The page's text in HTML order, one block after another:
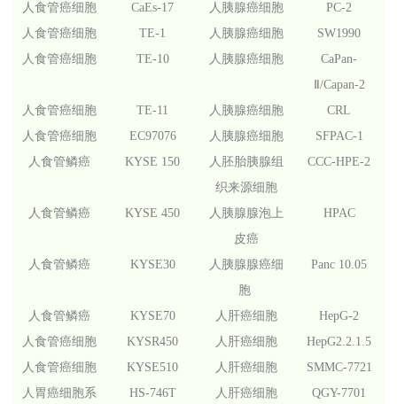
人食管癌细胞
CaEs-17 人胰腺癌细胞
PC-2
人食管癌细胞
TE-1 人胰腺癌细胞
SW1990
人食管癌细胞
TE-10 人胰腺癌细胞
CaPan-
Ⅱ/Capan-2
人食管癌细胞
TE-11 人胰腺癌细胞
CRL
人食管癌细胞
EC97076 人胰腺癌细胞
SFPAC-1
人食管鳞癌
KYSE 150
人胚胎胰腺组
织来源细胞
CCC-HPE-2
人食管鳞癌 KYSE 450
人胰腺腺泡上
皮癌
HPAC
人食管鳞癌 KYSE30
人胰腺腺癌细
胞
Panc 10.05
人食管鳞癌 KYSE70 人肝癌细胞
HepG-2
人食管癌细胞
KYSR450 人肝癌细胞
HepG2.2.1.5
人食管癌细胞
KYSE510 人肝癌细胞
SMMC-7721
人胃癌细胞系
HS-746T 人肝癌细胞 QGY-7701